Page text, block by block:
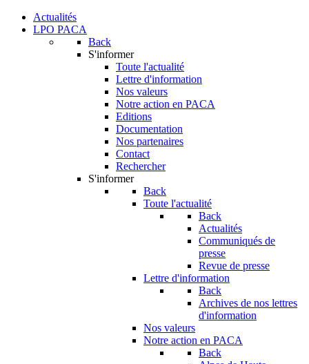
Actualités
LPO PACA
Back
S'informer
Toute l'actualité
Lettre d'information
Nos valeurs
Notre action en PACA
Editions
Documentation
Nos partenaires
Contact
Rechercher
S'informer
Back
Toute l'actualité
Back
Actualités
Communiqués de
presse
Revue de presse
Lettre d'information
Back
Archives de nos lettres
d'information
Nos valeurs
Notre action en PACA
Back